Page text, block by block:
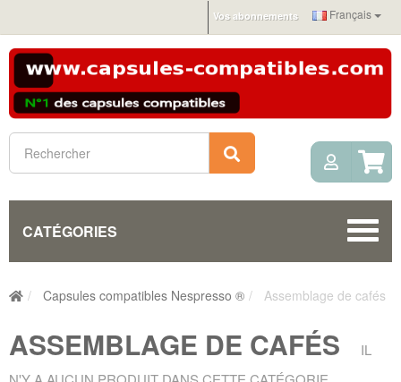
Français
Vos abonnements
Rechercher Mon
CATÉGORIES
Capsules compatibles Nespresso ® Assemblage de cafés
ASSEMBLAGE DE CAFÉS
IL